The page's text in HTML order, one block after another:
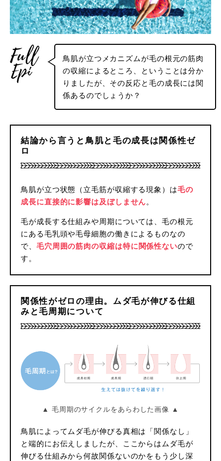
鳥肌が立つメカニズムが毛の根元の筋肉
の収縮によるところ、ということは分か
りましたが、その反応と毛の成長には関
係あるのでしょうか？
結論から言うと鳥肌と毛の成長は関係性ゼ
ロ
鳥肌が立つ状態（立毛筋が収縮する現象）は毛の
成長に直接的に影響は及ぼしません。
毛が成長する仕組みや周期については、毛の根元
にある毛乳頭や毛母細胞の働きによるものなの
で、 毛穴周囲の筋肉の収縮は特に関係性ないので
す。
関係性がゼロの理由。ムダ毛が伸びる仕組
みと毛周期について
▲ 毛周期のサイクルをあらわした画像 ▲
鳥肌によってムダ毛が伸びる真相は「関係なし」
と端的にお伝えしましたが、ここからはムダ毛が
伸びる仕組みから何故関係ないのかをもう少し深